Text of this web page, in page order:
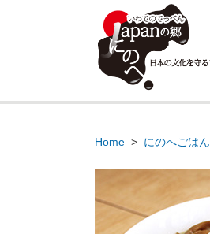
Home > にのへごはん